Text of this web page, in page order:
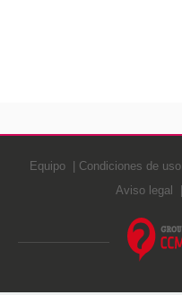
Equipo Condiciones de uso
Aviso legal